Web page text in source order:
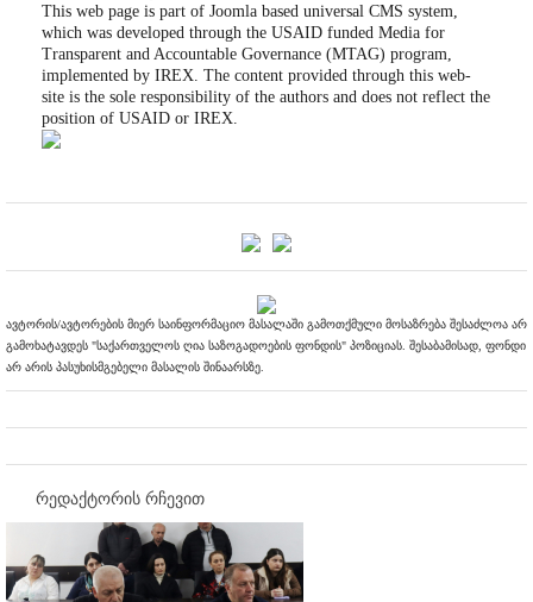
This web page is part of Joomla based universal CMS system,
which was developed through the USAID funded Media for
Transparent and Accountable Governance (MTAG) program,
implemented by IREX. The content provided through this web-
site is the sole responsibility of the authors and does not reflect the
position of USAID or IREX.
ავტორის/ავტორების მიერ საინფორმაციო მასალაში გამოთქმული მოსაზრება შესაძლოა არ
გამოხატავდეს "საქართველოს ღია საზოგადოების ფონდის" პოზიციას. შესაბამისად, ფონდი
არ არის პასუხისმგებელი მასალის შინაარსზე.
რედაქტორის რჩევით